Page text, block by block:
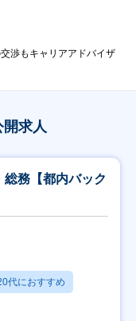
渉もキャリアアドバイザ
開求人
総務【都内バック
代におすすめ